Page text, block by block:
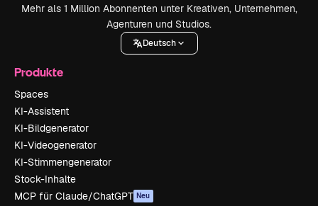
Mehr als 1 Million Abonnenten unter Kreativen, Unternehmen,
Agenturen und Studios.
Deutsch
Produkte
Spaces
KI-Assistent
KI-Bildgenerator
KI-Videogenerator
KI-Stimmengenerator
Stock-Inhalte
MCP für Claude/ChatGPT Neu